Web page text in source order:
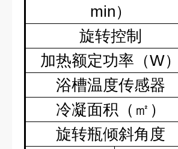
min）
旋转控制
加热额定功率（W）
浴槽温度传感器
冷凝面积（㎡）
旋转瓶倾斜角度